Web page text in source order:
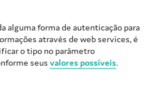
alguma forma de autenticação para
através de web services, é
o tipo no parâmetro
seus valores possíveis.